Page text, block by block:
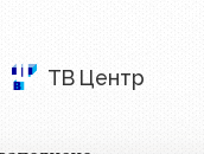
ТВ Центр